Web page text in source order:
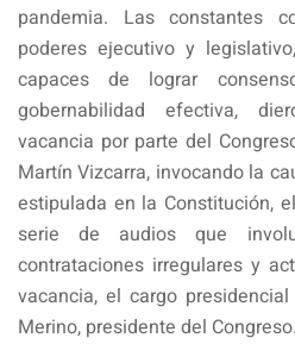
pandemia. Las constantes
poderes ejecutivo y
capaces de lograr
gobernabilidad efectiva,
vacancia por parte del
Martín Vizcarra, invocando la
estipulada en la Constitución,
serie de audios que
contrataciones irregulares y
vacancia, el cargo
Merino, presidente del Congreso.